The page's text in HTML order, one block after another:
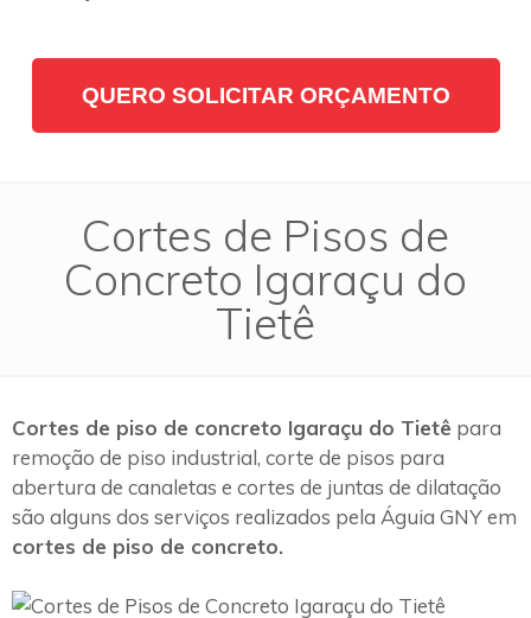
QUERO SOLICITAR ORÇAMENTO
Cortes de Pisos de
Concreto Igaraçu do
Tietê
Cortes de piso de concreto Igaraçu do Tietê para
remoção de piso industrial, corte de pisos para
abertura de canaletas e cortes de juntas de dilatação
são alguns dos serviços realizados pela Águia GNY em
cortes de piso de concreto.